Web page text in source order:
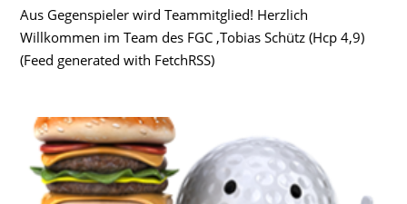
Aus Gegenspieler wird Teammitglied! Herzlich
Willkommen im Team des FGC ,Tobias Schütz (Hcp 4,9)
(Feed generated with FetchRSS)